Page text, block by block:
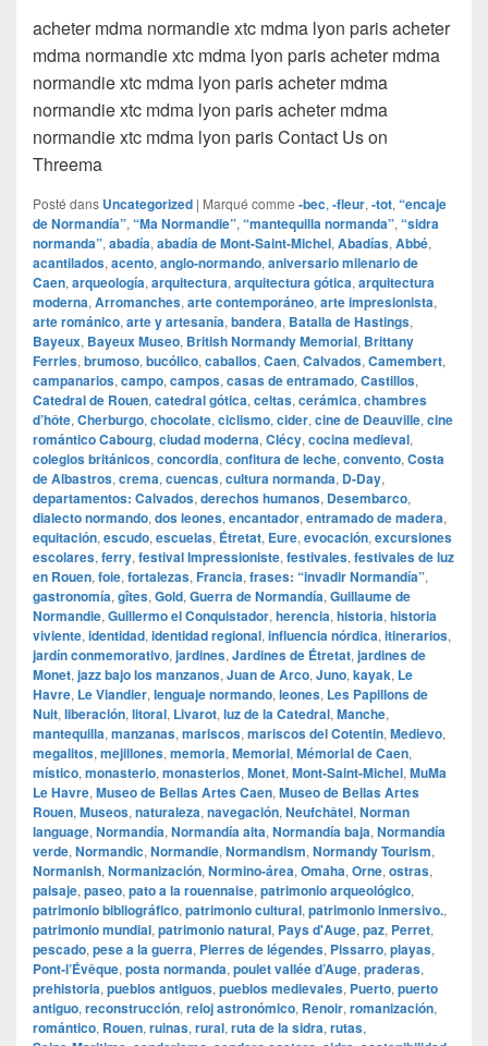
acheter mdma normandie xtc mdma lyon paris acheter
mdma normandie xtc mdma lyon paris acheter mdma
normandie xtc mdma lyon paris acheter mdma
normandie xtc mdma lyon paris acheter mdma
normandie xtc mdma lyon paris Contact Us on
Threema
Posté dans Uncategorized | Marqué comme ‑bec, ‑fleur, ‑tot, “encaje
de Normandía”, “Ma Normandie”, “mantequilla normanda”, “sidra
normanda”, abadía, abadía de Mont-Saint-Michel, Abadías, Abbé,
acantilados, acento, anglo‑normando, aniversario milenario de
Caen, arqueología, arquitectura, arquitectura gótica, arquitectura
moderna, Arromanches, arte contemporáneo, arte impresionista,
arte románico, arte y artesanía, bandera, Batalla de Hastings,
Bayeux, Bayeux Museo, British Normandy Memorial, Brittany
Ferries, brumoso, bucólico, caballos, Caen, Calvados, Camembert,
campanarios, campo, campos, casas de entramado, Castillos,
Catedral de Rouen, catedral gótica, celtas, cerámica, chambres
d’hôte, Cherburgo, chocolate, ciclismo, cider, cine de Deauville, cine
romántico Cabourg, ciudad moderna, Clécy, cocina medieval,
colegios británicos, concordia, confitura de leche, convento, Costa
de Albastros, crema, cuencas, cultura normanda, D‑Day,
departamentos: Calvados, derechos humanos, Desembarco,
dialecto normando, dos leones, encantador, entramado de madera,
equitación, escudo, escuelas, Étretat, Eure, evocación, excursiones
escolares, ferry, festival Impressioniste, festivales, festivales de luz
en Rouen, foie, fortalezas, Francia, frases: “invadir Normandía”,
gastronomía, gîtes, Gold, Guerra de Normandía, Guillaume de
Normandie, Guillermo el Conquistador, herencia, historia, historia
viviente, identidad, identidad regional, influencia nórdica, itinerarios,
jardín conmemorativo, jardines, Jardines de Étretat, jardines de
Monet, jazz bajo los manzanos, Juan de Arco, Juno, kayak, Le
Havre, Le Viandier, lenguaje normando, leones, Les Papillons de
Nuit, liberación, litoral, Livarot, luz de la Catedral, Manche,
mantequilla, manzanas, mariscos, mariscos del Cotentin, Medievo,
megalitos, mejillones, memoria, Memorial, Mémorial de Caen,
místico, monasterio, monasterios, Monet, Mont‑Saint‑Michel, MuMa
Le Havre, Museo de Bellas Artes Caen, Museo de Bellas Artes
Rouen, Museos, naturaleza, navegación, Neufchâtel, Norman
language, Normandía, Normandía alta, Normandía baja, Normandía
verde, Normandic, Normandie, Normandism, Normandy Tourism,
Normanish, Normanización, Normino‑área, Omaha, Orne, ostras,
paisaje, paseo, pato a la rouennaise, patrimonio arqueológico,
patrimonio bibliográfico, patrimonio cultural, patrimonio inmersivo.,
patrimonio mundial, patrimonio natural, Pays d'Auge, paz, Perret,
pescado, pese a la guerra, Pierres de légendes, Pissarro, playas,
Pont‑l’Évêque, posta normanda, poulet vallée d’Auge, praderas,
prehistoria, pueblos antiguos, pueblos medievales, Puerto, puerto
antiguo, reconstrucción, reloj astronómico, Renoir, romanización,
romántico, Rouen, ruinas, rural, ruta de la sidra, rutas,